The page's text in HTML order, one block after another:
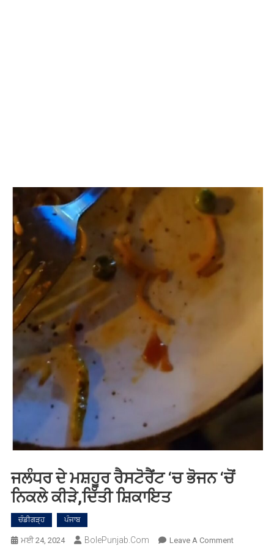
ਜਲੰਧਰ ਦੇ ਮਸ਼ਹੂਰ ਰੈਸਟੋਰੈਂਟ ‘ਚ ਭੋਜਨ ‘ਚੋਂ
ਨਿਕਲੇ ਕੀੜੇ,ਦਿੱਤੀ ਸ਼ਿਕਾਇਤ
ਚੰਡੀਗੜ੍ਹ ਪੰਜਾਬ
ਮਈ 24, 2024 BolePunjab.com Leave A CommentOn